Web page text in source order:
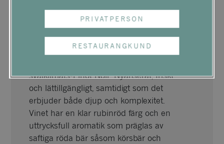
SPARR PINOT NOIR
CARPE DIEM
svalklimats-Pinot Noir. Nyanserat, friskt
och lättillgängligt, samtidigt som det
erbjuder både djup och komplexitet.
Vinet har en klar rubinröd färg och en
uttrycksfull aromatik som präglas av
saftiga röda bär såsom körsbär och
PRIVATPERSON
RESTAURANGKUND